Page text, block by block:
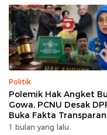
Politik
Polemik Hak Angket
Gowa, PCNU Desak
Buka Fakta Transparan
1 bulan yang lalu